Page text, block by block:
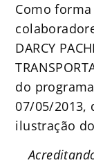
Como
DARCY
do
07/05/2013,
ilustração do